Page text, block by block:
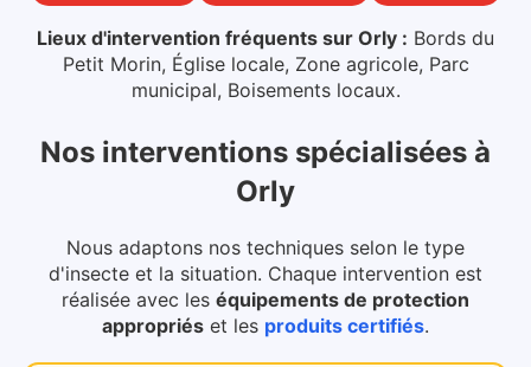
Lieux d'intervention fréquents sur Orly : Bords du
Petit Morin, Église locale, Zone agricole, Parc
municipal, Boisements locaux.
Nos interventions spécialisées à
Orly
Nous adaptons nos techniques selon le type
d'insecte et la situation. Chaque intervention est
réalisée avec les équipements de protection
appropriés et les produits certifiés.